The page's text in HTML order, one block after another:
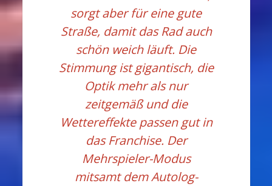
sorgt aber für eine gute
Straße, damit das Rad auch
schön weich läuft. Die
Stimmung ist gigantisch, die
Optik mehr als nur
zeitgemäß und die
Wettereffekte passen gut in
das Franchise. Der
Mehrspieler-Modus
mitsamt dem Autolog-